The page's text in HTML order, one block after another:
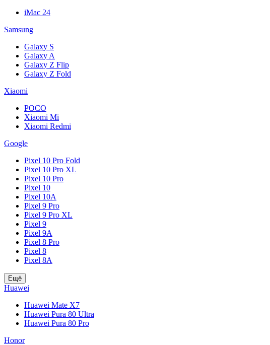
iMac 24
Samsung
Galaxy S
Galaxy A
Galaxy Z Flip
Galaxy Z Fold
Xiaomi
POCO
Xiaomi Mi
Xiaomi Redmi
Google
Pixel 10 Pro Fold
Pixel 10 Pro XL
Pixel 10 Pro
Pixel 10
Pixel 10A
Pixel 9 Pro
Pixel 9 Pro XL
Pixel 9
Pixel 9A
Pixel 8 Pro
Pixel 8
Pixel 8A
Ещё
Huawei
Huawei Mate X7
Huawei Pura 80 Ultra
Huawei Pura 80 Pro
Honor